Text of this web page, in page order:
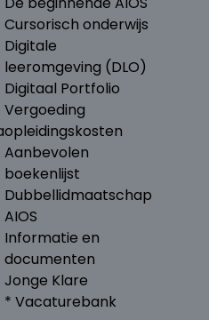
Cursorisch onderwijs
Digitale
leeromgeving (DLO)
Digitaal Portfolio
Vergoeding
opleidingskosten
Aanbevolen
boekenlijst
Dubbellidmaatschap
AIOS
Informatie en
documenten
Jonge Klare
* Vacaturebank